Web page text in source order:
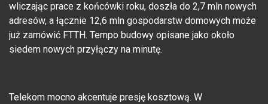
wliczając prace z końcówki roku, doszła do 2,7 mln nowych
adresów, a łącznie 12,6 mln gospodarstw domowych może
już zamówić FTTH. Tempo budowy opisane jako około
siedem nowych przyłączy na minutę.
Telekom mocno akcentuje presję kosztową. W